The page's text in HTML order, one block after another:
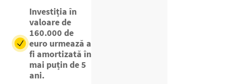
Investiția în
valoare de
160.000 de
euro urmează a
fi amortizată în
mai puțin de 5
ani.